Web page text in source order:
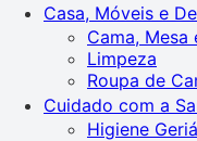
Casa, Móveis e
Cama, Mesa
Limpeza
Roupa de
Cuidado com a
Higiene